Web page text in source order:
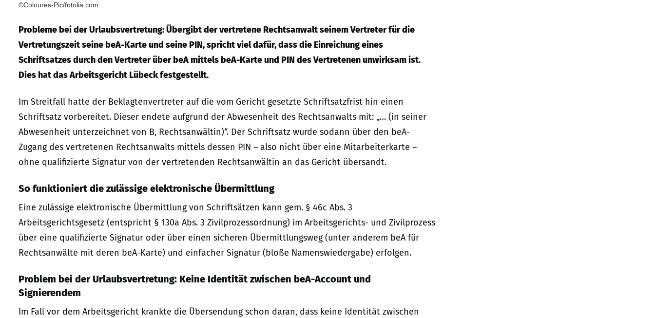
©Coloures-Pic/fotolia.com
Probleme bei der Urlaubsvertretung: Übergibt der vertretene Rechtsanwalt seinem Vertreter für die
Vertretungszeit seine beA-Karte und seine PIN, spricht viel dafür, dass die Einreichung eines
Schriftsatzes durch den Vertreter über beA mittels beA-Karte und PIN des Vertretenen unwirksam ist.
Dies hat das Arbeitsgericht Lübeck festgestellt.
Im Streitfall hatte der Beklagtenvertreter auf die vom Gericht gesetzte Schriftsatzfrist hin einen
Schriftsatz vorbereitet. Dieser endete aufgrund der Abwesenheit des Rechtsanwalts mit: „… (in seiner
Abwesenheit unterzeichnet von B, Rechtsanwältin)“. Der Schriftsatz wurde sodann über den beA-
Zugang des vertretenen Rechtsanwalts mittels dessen PIN – also nicht über eine Mitarbeiterkarte –
ohne qualifizierte Signatur von der vertretenden Rechtsanwältin an das Gericht übersandt.
So funktioniert die zulässige elektronische Übermittlung
Eine zulässige elektronische Übermittlung von Schriftsätzen kann gem. § 46c Abs. 3
Arbeitsgerichtsgesetz (entspricht § 130a Abs. 3 Zivilprozessordnung) im Arbeitsgerichts- und Zivilprozess
über eine qualifizierte Signatur oder über einen sicheren Übermittlungsweg (unter anderem beA für
Rechtsanwälte mit deren beA-Karte) und einfacher Signatur (bloße Namenswiedergabe) erfolgen.
Problem bei der Urlaubsvertretung: Keine Identität zwischen beA-Account und
Signierendem
Im Fall vor dem Arbeitsgericht krankte die Übersendung schon daran, dass keine Identität zwischen